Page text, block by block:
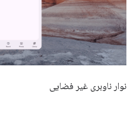
نوار ناوبری غیر فضایی